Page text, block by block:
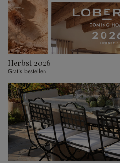
Herbst 2026
Gratis bestellen